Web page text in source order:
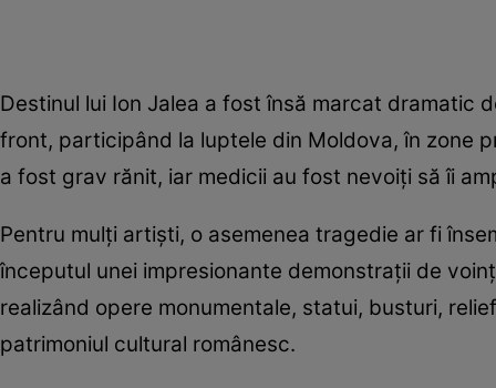
Destinul lui Ion Jalea a fost însă marcat dramatic
front, participând la luptele din Moldova, în zone
a fost grav rănit, iar medicii au fost nevoiți să îi
Pentru mulți artiști, o asemenea tragedie ar fi
începutul unei impresionante demonstrații de
realizând opere monumentale, statui, busturi,
patrimoniul cultural românesc.